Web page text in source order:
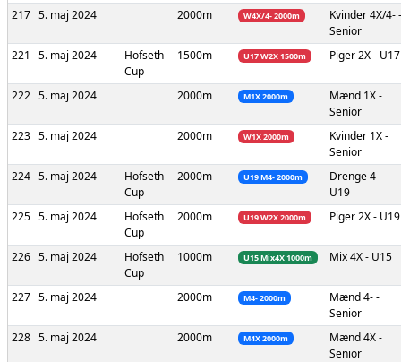
217 5. maj 2024 2000m W4X/4- 2000m Kvinder4X/4- -
Senior
221
5. maj 2024
Hofseth
Cup
1500m U17 W2X 1500m Piger2X - U17
222 5. maj 2024 2000m M1X 2000m Mænd 1X -
Senior
223 5. maj 2024 2000m W1X 2000m Kvinder 1X -
Senior
224 5. maj 2024
Hofseth
Cup
2000m U19 M4- 2000m Drenge4- -
U19
225 5. maj 2024
Hofseth
Cup
2000m U19 W2X 2000m Piger2X - U19
226 5. maj 2024
Hofseth
Cup
1000m U15 Mix4X 1000m Mix4X - U15
227 5. maj 2024 2000m M4- 2000m Mænd4- -
Senior
228 5. maj 2024 2000m M4X 2000m Mænd4X -
Senior